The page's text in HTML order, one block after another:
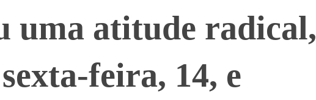
uma atitude radical,
feira, 14, e